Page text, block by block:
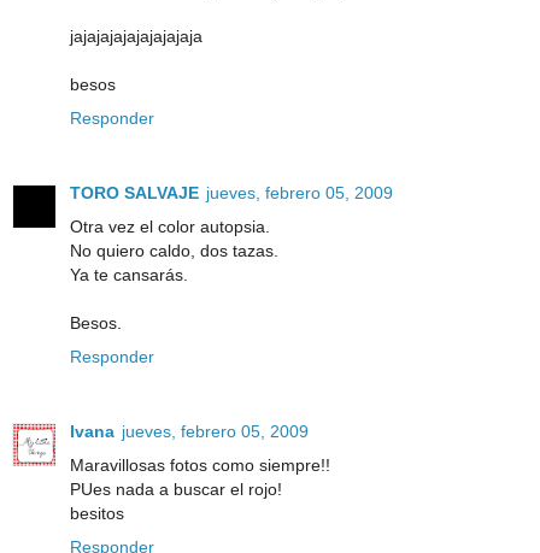
jajajajajajajajajaja
besos
Responder
TORO SALVAJE jueves, febrero 05, 2009
Otra vez el color autopsia.
No quiero caldo, dos tazas.
Ya te cansarás.
Besos.
Responder
Ivana jueves, febrero 05, 2009
Maravillosas fotos como siempre!!
PUes nada a buscar el rojo!
besitos
Responder